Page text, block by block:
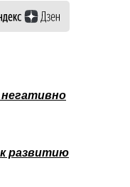
негативно
развитию